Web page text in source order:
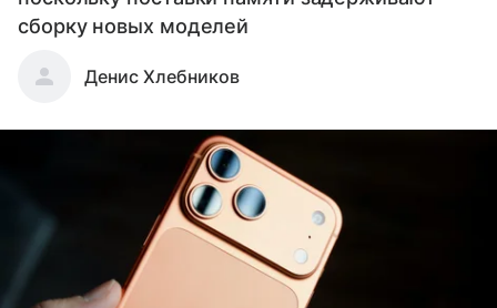
сборку новых моделей
Денис Хлебников